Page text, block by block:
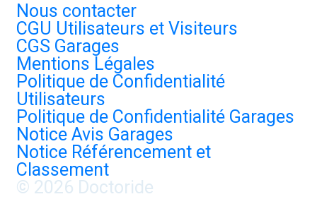
Nous contacter
CGU Utilisateurs et Visiteurs
CGS Garages
Mentions Légales
Politique de Confidentialité
Utilisateurs
Politique de Confidentialité Garages
Notice Avis Garages
Notice Référencement et
Classement
© 2026 Doctoride